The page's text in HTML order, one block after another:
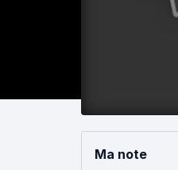
Ma note